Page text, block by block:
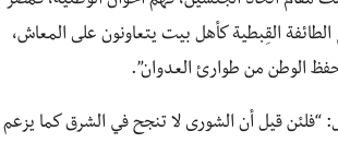
القِبطية كأهل بيت يتعاونون على المعاش،
الوطن من طوارئ العدوان”.
“فلئن قيل أن الشورى لا تنجح في الشرق كما يزعم